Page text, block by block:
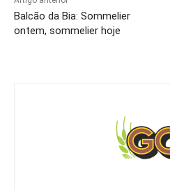
Balcão da Bia: Sommelier
ontem, sommelier hoje